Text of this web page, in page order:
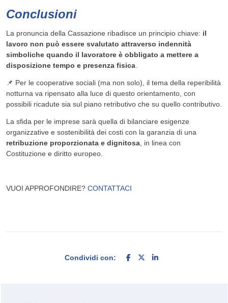
Conclusioni
La pronuncia della Cassazione ribadisce un principio chiave: il
lavoro non può essere svalutato attraverso indennità
simboliche quando il lavoratore è obbligato a mettere a
disposizione tempo e presenza fisica.
📌 Per le cooperative sociali (ma non solo), il tema della reperibilità
notturna va ripensato alla luce di questo orientamento, con
possibili ricadute sia sul piano retributivo che su quello contributivo.
La sfida per le imprese sarà quella di bilanciare esigenze
organizzative e sostenibilità dei costi con la garanzia di una
retribuzione proporzionata e dignitosa, in linea con
Costituzione e diritto europeo.
VUOI APPROFONDIRE? CONTATTACI
Condividi con: